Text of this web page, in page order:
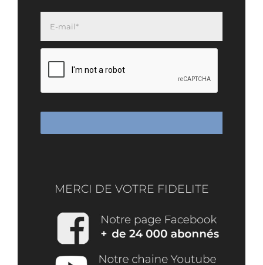
MERCI DE VOTRE FIDELITE